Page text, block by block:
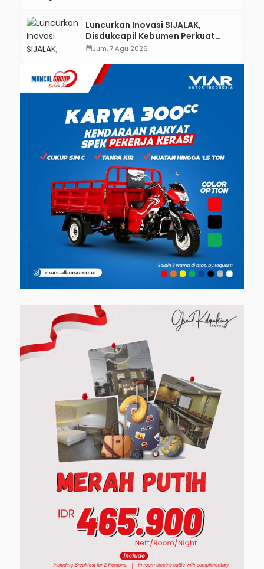
Luncurkan Inovasi SIJALAK,
Disdukcapil Kebumen Perkuat
Jejaring Literasi Adminduk hingga
calendar_monthJum, 7 Agu 2026